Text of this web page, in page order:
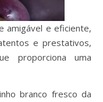
amigável e eficiente,
e prestativos,
proporciona uma
branco fresco da